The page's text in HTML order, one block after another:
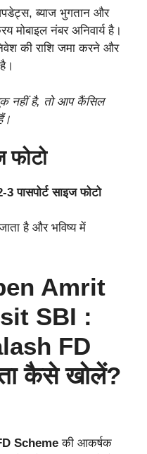
ब्याज भुगतान और
नंबर अनिवार्य है।
की राशि जमा करने और
नहीं है, तो आप कैंसिल
फोटो
3 पासपोर्ट साइज फोटो
है और भविष्य में
Amrit
SBI :
FD
कैसे खोलें?
Scheme की आकर्षक